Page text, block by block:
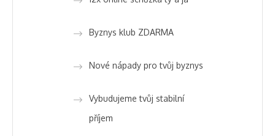
Byznys klub ZDARMA
Nové nápady pro tvůj byznys
Vybudujeme tvůj stabilní
příjem